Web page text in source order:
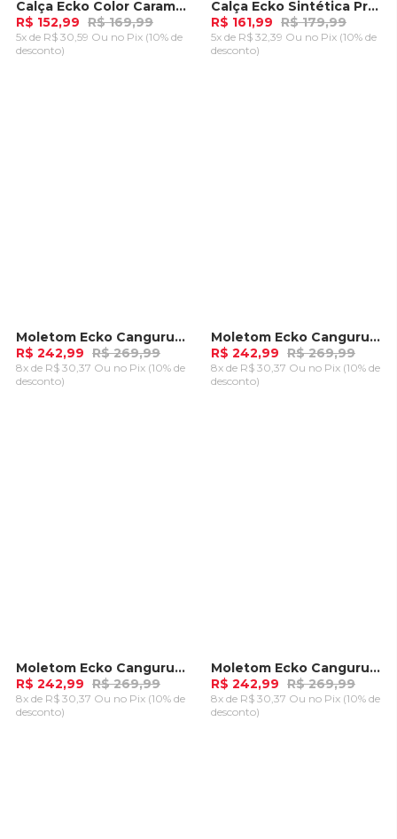
-10%Calça Ecko Color Caramelo
R$ 152,99 R$ 169,99
5x de R$ 30,59 Ou no Pix (10% de
desconto)
- 10%Calça Ecko Sintética Preta
R$ 161,99 R$ 179,99
5x de R$ 32,39 Ou no Pix (10% de
desconto)
-10%Moletom Ecko Canguru Aberto Preto
R$ 242,99 R$ 269,99
8x de R$ 30,37 Ou no Pix (10% de
desconto)
-10%Moletom Ecko Canguru Aberto Cinza Mescla
R$ 242,99 R$ 269,99
8x de R$ 30,37 Ou no Pix (10% de
desconto)
-10%Moletom Ecko Canguru Aberto Preto
R$ 242,99 R$ 269,99
8x de R$ 30,37 Ou no Pix (10% de
desconto)
-10%Moletom Ecko Canguru Aberto Branco Off
R$ 242,99 R$ 269,99
8x de R$ 30,37 Ou no Pix (10% de
desconto)